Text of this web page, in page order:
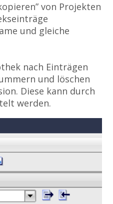
von Projekten
und gleiche
nach Einträgen
und löschen
Diese kann durch
werden.